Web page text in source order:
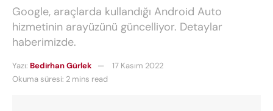
Google, araçlarda kullandığı Android Auto
hizmetinin arayüzünü güncelliyor. Detaylar
haberimizde.
Yazı: Bedirhan Gürlek
17 Kasım 2022
Okuma süresi: 2 mins read